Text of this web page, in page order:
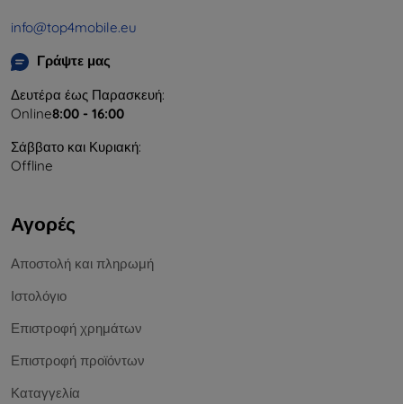
info@top4mobile.eu
Γράψτε μας
Δευτέρα έως Παρασκευή:
Online8:00 - 16:00
Σάββατο και Κυριακή:
Offline
Αγορές
Αποστολή και πληρωμή
Ιστολόγιο
Επιστροφή χρημάτων
Επιστροφή προϊόντων
Καταγγελία